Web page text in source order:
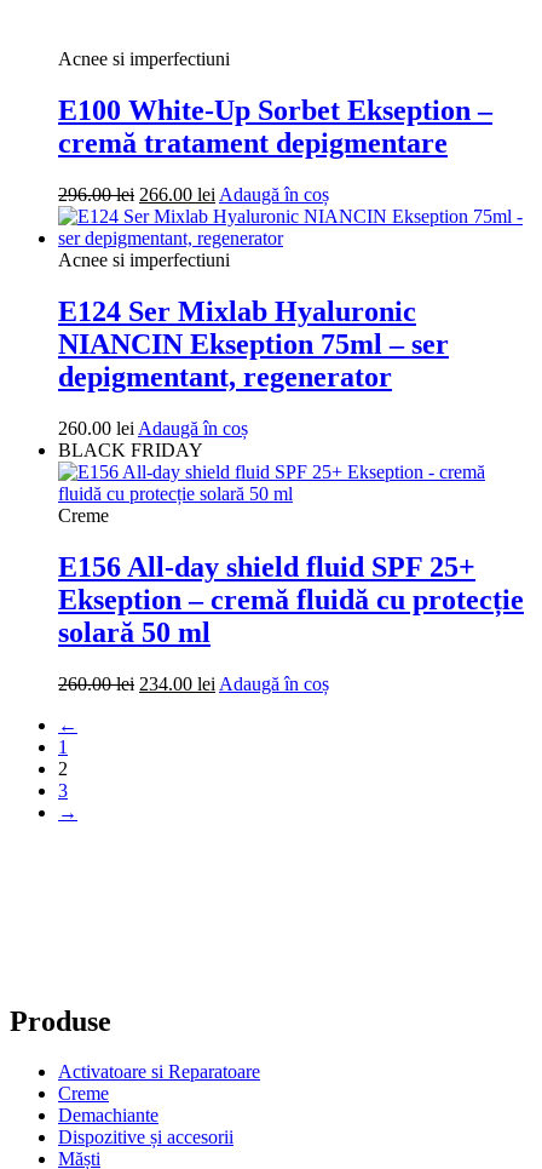
Acnee si imperfectiuni
E100 White-Up Sorbet Ekseption –
cremă tratament depigmentare
296.00lei Prețul
inițial
a
fost:
266.00 lei Prețul
curent
este:
266.00 lei.
Adaugă în coș
Acnee si imperfectiuni
E124 Ser Mixlab Hyaluronic
NIANCIN Ekseption 75ml – ser
depigmentant, regenerator
260.00 lei Adaugă în coș
BLACK FRIDAY
Creme
E156 All-day shield fluid SPF 25+
Ekseption – cremă fluidă cu protecție
solară 50 ml
260.00lei Prețul
234.00 lei Prețul
Adaugă în coș
←
1
2
3
→
Produse
Activatoare si Reparatoare
Creme
Demachiante
Dispozitive și accesorii
Măști